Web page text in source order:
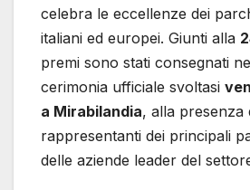
celebra le eccellenze dei
italiani ed europei. Giunti alla
premi sono stati consegnati
cerimonia ufficiale svoltasi
a Mirabilandia, alla presenza
rappresentanti dei principali
delle aziende leader del